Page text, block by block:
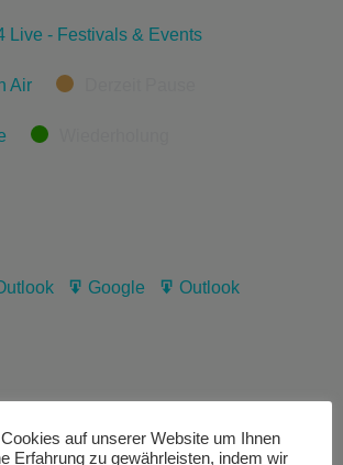
Live - Festivals & Events
Air
Subscribe
Export
Google
Export
Outlook
auf unserer Website um Ihnen
Erfahrung zu gewährleisten, indem wir